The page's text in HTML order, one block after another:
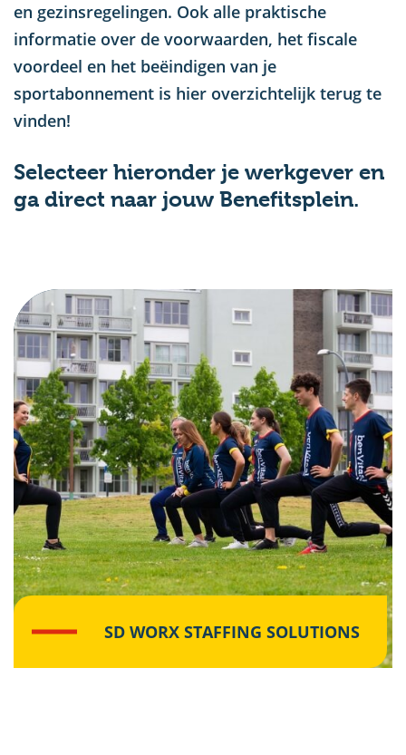
en gezinsregelingen. Ook alle praktische
informatie over de voorwaarden, het fiscale
voordeel en het beëindigen van je
sportabonnement is hier overzichtelijk terug te
vinden!
Selecteer hieronder je werkgever en
ga direct naar jouw Benefitsplein.
SD WORX STAFFING SOLUTIONS